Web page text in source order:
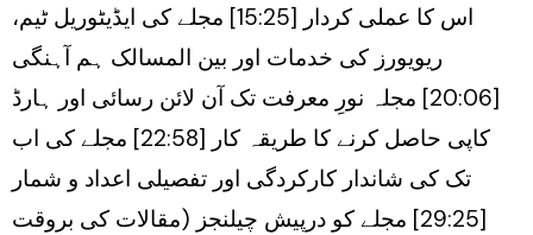
اس کا عملی کردار [15:25] مجلے کی ایڈیٹوریل ٹیم،
ریویورز کی خدمات اور بین المسالک ہم آہنگی
[20:06] مجلہ نورِ معرفت تک آن لائن رسائی اور ہارڈ
کاپی حاصل کرنے کا طریقہ کار [22:58] مجلے کی اب
تک کی شاندار کارکردگی اور تفصیلی اعداد و شمار
[29:25] مجلے کو درپیش چیلنجز (مقالات کی بروقت